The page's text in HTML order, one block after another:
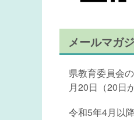
メールマガ
県教育委員会
月20日（20日
令和5年4月以